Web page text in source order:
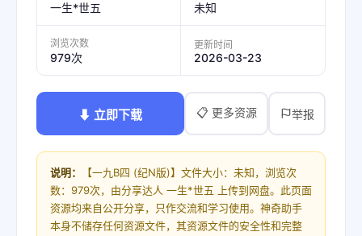
一生*世五 未知
浏览次数
979次
更新时间
2026-03-23
⬇ 立即下载 📋 更多资源 举报
说明：
【一九B四 (纪N版)】文件大小：未知，浏览次
数：979次，由分享达人 一生*世五 上传到网盘。此页面
资源均来自公开分享，只作交流和学习使用。神奇助手
本身不储存任何资源文件，其资源文件的安全性和完整